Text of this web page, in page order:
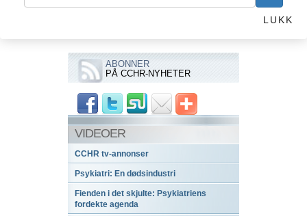
Neste
Forrige
Det skapes et klientell
ABONNER
PÅ CCHR-NYHETER
VIDEOER
CCHR tv-annonser
Psykiatri: En dødsindustri
Fienden i det skjulte: Psykiatriens
fordekte agenda
LUKK